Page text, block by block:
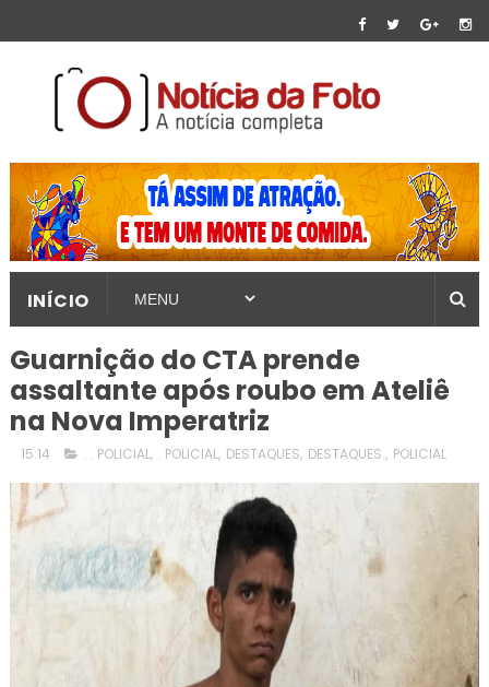
INÍCIO
Guarnição do CTA prende
assaltante após roubo em Ateliê
na Nova Imperatriz
15:14 . . POLICIAL, . POLICIAL, DESTAQUES, DESTAQUES., POLICIAL